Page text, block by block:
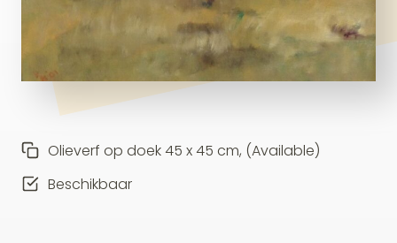
Olieverf op doek 45 x 45 cm, (Available)
Beschikbaar